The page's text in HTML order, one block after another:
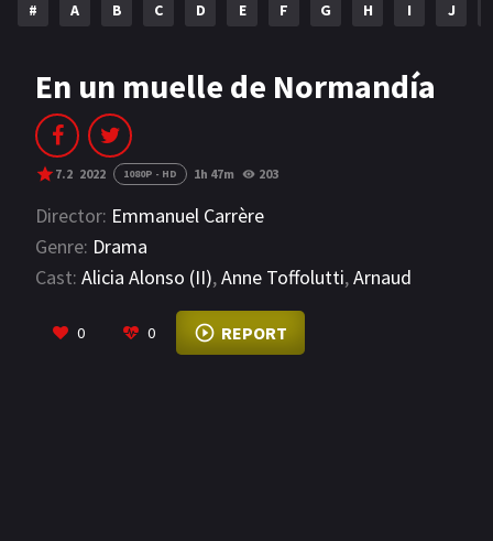
AÑOS
2023
2021 2020
2019
2014
2000 1990
# A B C D E F G H I J
En un muelle de Normandía
7.2 2022 1080P - HD 1h 47m 203
Director: Emmanuel Carrère
Genre: Drama
Cast: Alicia Alonso (II),Anne Toffolutti,Arnaud
0 0 REPORT